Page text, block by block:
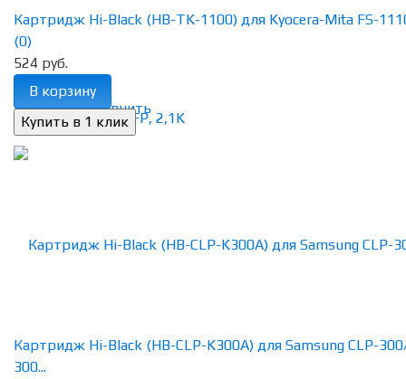
избранное сравнить
Картридж Hi-Black (HB-TK-1100) для Kyocera-Mita FS-
(0)
524 руб.
В корзину
Картридж Hi-Black (HB-CLP-K300A) для Samsung CLP-
300...